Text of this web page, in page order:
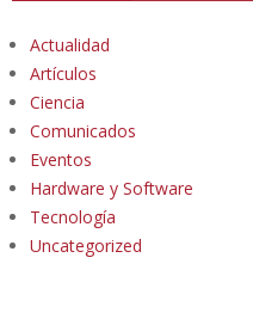
Actualidad
Artículos
Ciencia
Comunicados
Eventos
Hardware y Software
Tecnología
Uncategorized